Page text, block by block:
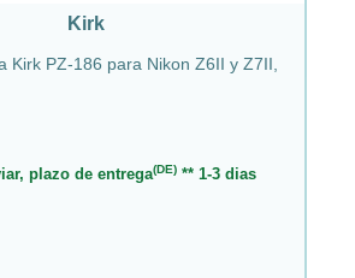
Kirk
Kirk PZ-186 para Nikon Z6II y Z7II,
plazo de entrega(DE)** 1-3 dias